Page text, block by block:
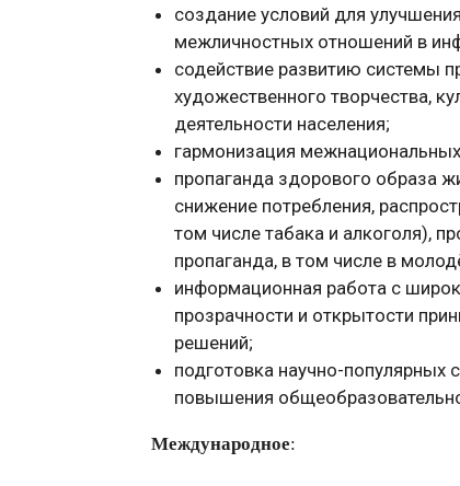
создание условий для
межличностных отношений в
содействие развитию системы
художественного творчества,
деятельности населения;
гармонизация
пропаганда здорового образа
снижение потребления,
том числе табака и алкоголя),
пропаганда, в том числе в
информационная работа с
прозрачности и открытости
решений;
подготовка научно-
повышения
Международное: